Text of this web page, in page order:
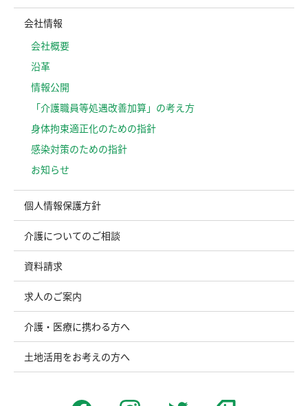
会社情報
会社概要
沿革
情報公開
「介護職員等処遇改善加算」の考え方
⾝体拘束適正化のための指針
感染対策のための指針
お知らせ
個人情報保護方針
介護についてのご相談
資料請求
求人のご案内
介護・医療に携わる方へ
土地活用をお考えの方へ